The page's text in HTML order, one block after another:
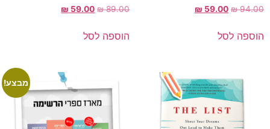
94.00
₪
59.00
₪
הוספה לסל
89.00
₪
59.00
₪
הוספה לסל
מבצע!